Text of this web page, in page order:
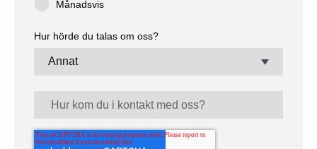
Månadsvis
Hur hörde du talas om oss?